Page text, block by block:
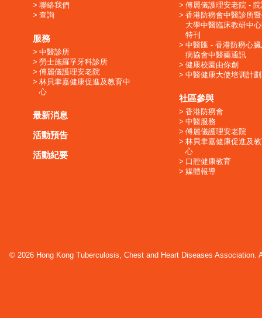
聯絡我們
查詢
服務
中醫診所
勞士施羅孚牙科診所
傅麗儀護理安老院
林貝聿嘉健康促進及教育中
心
最新消息
活動預告
活動紀要
傅麗儀護理安老院 -
香港防癆會中醫診所
大學中醫臨床教研中
特刊
中醫匯 - 香港防癆心
病協會中醫藥通訊
健康校園由你創
中醫健康大使培训計劃
社區參與
香港防癆會
中醫服務
傅麗儀護理安老院
林貝聿嘉健康促進及
心
口腔健康教育
媒體報導
© 2026 Hong Kong Tuberculosis, Chest and Heart Diseases Association.